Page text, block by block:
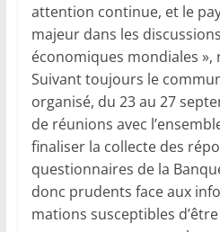
attention continue, et le
majeur dans les
économiques mondiales
Suivant toujours le
organisé, du 23 au 27
de réunions avec
finaliser la collecte des
questionnaires de la
donc prudents face aux
mations susceptibles